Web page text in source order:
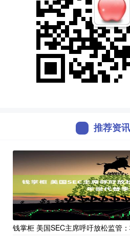
推荐资讯
钱掌柜 美国SEC主席呼吁放松监管